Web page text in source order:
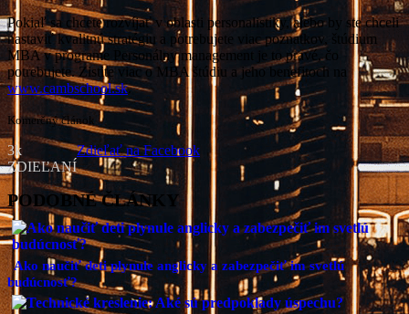
Pokiaľ sa chcete rozvíjať v oblasti personalistiky, alebo by ste chceli
nastaviť kvalitnú stratégiu a potrebujete viac poznatkov, štúdium
MBA v programe Personálny management je to pravé, čo
potrebujete. Zistite viac o MBA štúdiu a jeho benefitoch na
www.cambschool.sk.
Komerčný článok
3k
ZDIEĽANÍ
Zdieľať na Facebook
PODOBNÉ ČLÁNKY
Ako naučiť deti plynule anglicky a zabezpečiť im svetlú
budúcnosť?